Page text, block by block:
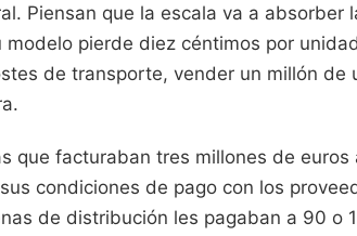
Piensan que la escala va a absorber
modelo pierde diez céntimos por
de transporte, vender un millón de
que facturaban tres millones de
condiciones de pago con los
de distribución les pagaban a 90 o